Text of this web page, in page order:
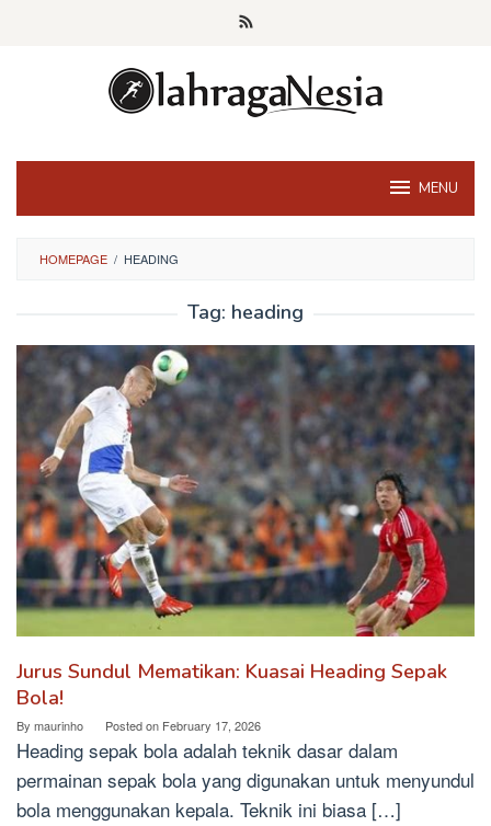
MENU
HOMEPAGE / HEADING
Tag: heading
Jurus Sundul Mematikan: Kuasai Heading Sepak
Bola!
By maurinho Posted on February 17, 2026
Heading sepak bola adalah teknik dasar dalam
permainan sepak bola yang digunakan untuk menyundul
bola menggunakan kepala. Teknik ini biasa […]